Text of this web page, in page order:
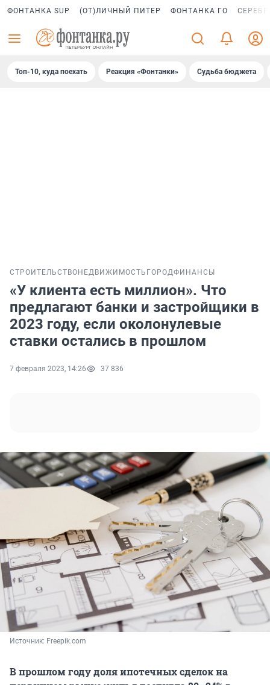
ФОНТАНКА SUP (ОТ)ЛИЧНЫЙ ПИТЕР ФОНТАНКА ГО
Топ-10, куда поехать Реакция «Фонтанки» Судьба бюджета
СТРОИТЕЛЬСТВО НЕДВИЖИМОСТЬ ГОРОДФИНАНСЫ
«У клиента есть миллион». Что
предлагают банки и застройщики в
2023 году, если околонулевые
ставки остались в прошлом
7 февраля 2023, 14:26 37 836
Источник: Freepik.com
В прошлом году доля ипотечных сделок на